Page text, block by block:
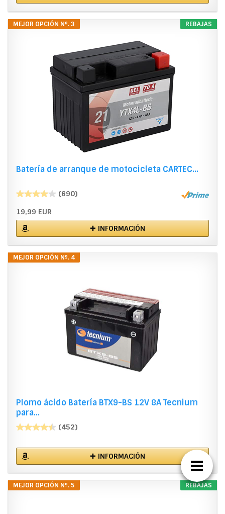
REBAJAS
MEJOR OPCIÓN Nº. 3
Batería de arranque de motocicleta CARTEC...
(690)
19,99 EUR
✚ INFORMACIÓN
MEJOR OPCIÓN Nº. 4
Plomo ácido Batería BTX9-BS 12V 8A Tecnium
para...
(452)
✚ INFORMACIÓN
REBAJAS
MEJOR OPCIÓN Nº. 5